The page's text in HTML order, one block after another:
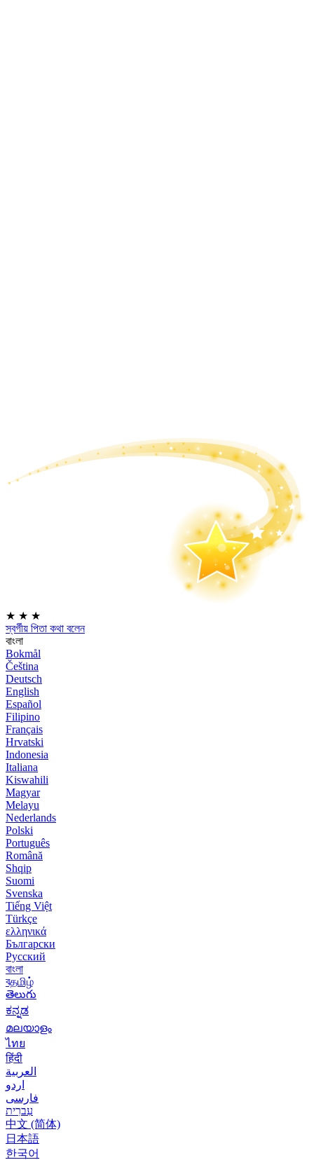
★ ★ ★
স্বর্গীয় পিতা কথা বলেন
বাংলা
Bokmål
Čeština
Deutsch
English
Español
Filipino
Français
Hrvatski
Indonesia
Italiana
Kiswahili
Magyar
Melayu
Nederlands
Polski
Português
Română
Shqip
Suomi
Svenska
Tiếng Việt
Türkçe
ελληνικά
Български
Русский
বাংলা
বதமிழ்
తెలుగు
ಕನ್ನಡ
മലയാളം
ไทย
हिंदी
العربية
اردو
فارسی
עִברִית
中文 (简体)
日本語
한국어